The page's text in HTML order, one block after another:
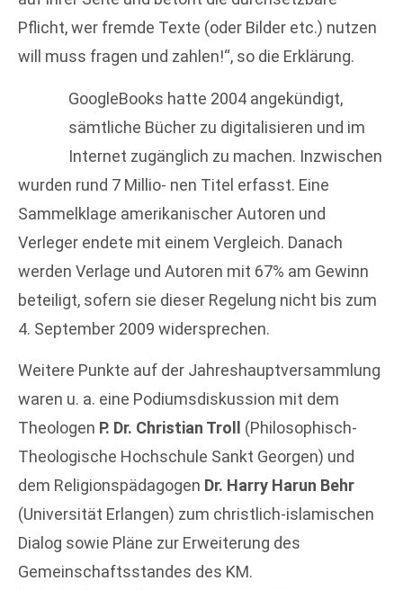
Pflicht, wer fremde Texte (oder Bilder etc.) nutzen
will muss fragen und zahlen!“, so die Erklärung.
GoogleBooks hatte 2004 angekündigt,
sämtliche Bücher zu digitalisieren und im
Internet zugänglich zu machen. Inzwischen
wurden rund 7 Millio- nen Titel erfasst. Eine
Sammelklage amerikanischer Autoren und
Verleger endete mit einem Vergleich. Danach
werden Verlage und Autoren mit 67% am Gewinn
beteiligt, sofern sie dieser Regelung nicht bis zum
4. September 2009 widersprechen.
Weitere Punkte auf der Jahreshauptversammlung
waren u. a. eine Podiumsdiskussion mit dem
Theologen P. Dr. Christian Troll
(Philosophisch-
Theologische Hochschule Sankt Georgen) und
dem Religionspädagogen Dr. Harry Harun Behr
(Universität Erlangen) zum christlich-islamischen
Dialog sowie Pläne zur Erweiterung des
Gemeinschaftsstandes des KM.